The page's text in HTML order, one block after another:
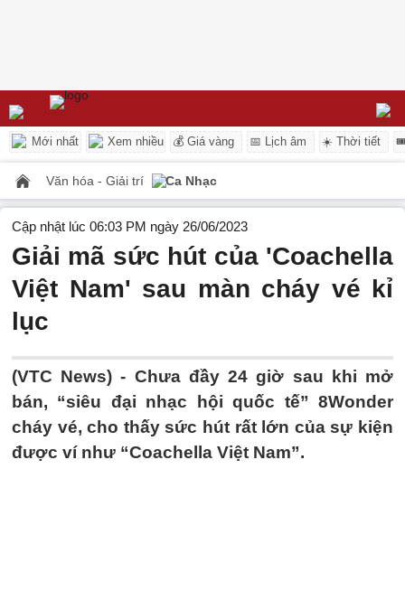
Mới nhất Xem nhiều 💰 Giá vàng 📅 Lịch âm ☀️ Thời tiết
Văn hóa - Giải trí Ca Nhạc
Cập nhật lúc 06:03 PM ngày 26/06/2023
Giải mã sức hút của 'Coachella
Việt Nam' sau màn cháy vé kỉ
lục
(VTC News) - Chưa đầy 24 giờ sau khi mở
bán, “siêu đại nhạc hội quốc tế” 8Wonder
cháy vé, cho thấy sức hút rất lớn của sự kiện
được ví như “Coachella Việt Nam”.